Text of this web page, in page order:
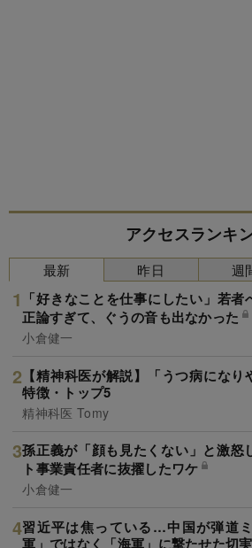
アクセスランキ
最新
「好きなことを仕事にしたい」若
正論すぎて、ぐうの音も出なかった
小倉健一
【精神科医が解説】「うつ病にな
特徴・トップ5
精神科医 Tomy
孫正義が「顔も見たくない」と激怒
ト事業責任者に抜擢したワケ
小倉健一
習近平は焦っている…中国が弾道
軍」ではなく「海軍」に撃たせた切
昨日 週